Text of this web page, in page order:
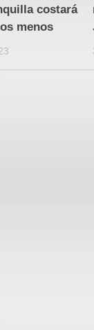
costará
menos